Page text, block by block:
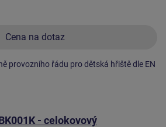
Cena na dotaz
provozního řádu pro dětská hřiště dle EN
- celokovový